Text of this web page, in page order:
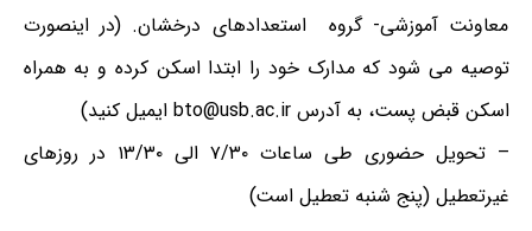
معاونت آموزشی- گروه استعدادهای درخشان. (در اینصورت
توصیه می شود که مدارک خود را ابتدا اسکن کرده و به همراه
اسکن قبض پست، به آدرس bto@usb.ac.ir ایمیل کنید)
– تحویل حضوری طی ساعات ۷/۳۰ الی ۱۳/۳۰ در روزهای
غیرتعطیل (پنج شنبه تعطیل است)